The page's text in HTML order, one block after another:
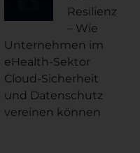
Resilienz
– Wie
Unternehmen im
eHealth-Sektor
Cloud-Sicherheit
und Datenschutz
vereinen können